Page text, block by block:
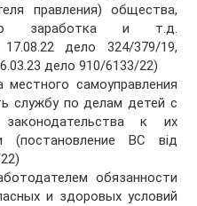
правления) общества,
заработка и т.д.
дело 324/379/19,
дело 910/6133/22)
местного самоуправления
службу по делам детей с
к их
(постановление ВС від
обязанности
и здоровых условий